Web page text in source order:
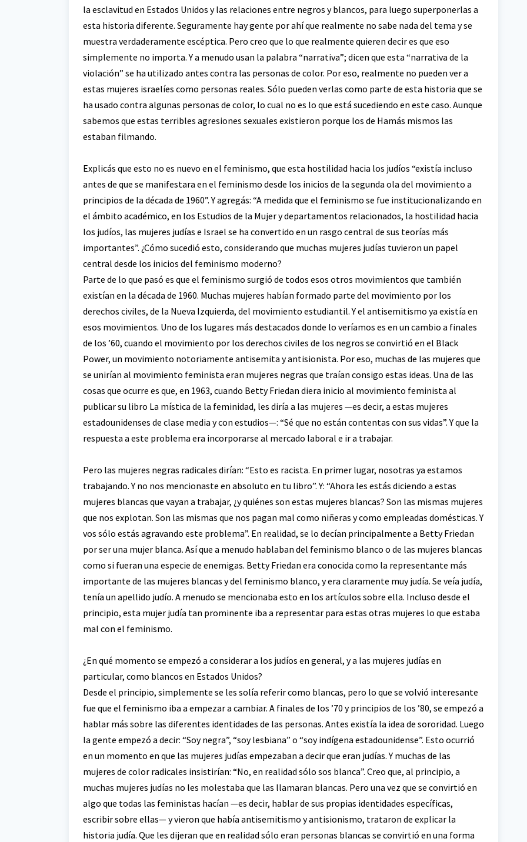
la esclavitud en Estados Unidos y las relaciones entre negros y blancos, para luego superponerlas a
esta historia diferente. Seguramente hay gente por ahí que realmente no sabe nada del tema y se
muestra verdaderamente escéptica. Pero creo que lo que realmente quieren decir es que eso
simplemente no importa. Y a menudo usan la palabra “narrativa”; dicen que esta “narrativa de la
violación” se ha utilizado antes contra las personas de color. Por eso, realmente no pueden ver a
estas mujeres israelíes como personas reales. Sólo pueden verlas como parte de esta historia que se
ha usado contra algunas personas de color, lo cual no es lo que está sucediendo en este caso. Aunque
sabemos que estas terribles agresiones sexuales existieron porque los de Hamás mismos las
estaban filmando.
Explicás que esto no es nuevo en el feminismo, que esta hostilidad hacia los judíos “existía incluso
antes de que se manifestara en el feminismo desde los inicios de la segunda ola del movimiento a
principios de la década de 1960”. Y agregás: “A medida que el feminismo se fue institucionalizando en
el ámbito académico, en los Estudios de la Mujer y departamentos relacionados, la hostilidad hacia
los judíos, las mujeres judías e Israel se ha convertido en un rasgo central de sus teorías más
importantes”. ¿Cómo sucedió esto, considerando que muchas mujeres judías tuvieron un papel
central desde los inicios del feminismo moderno?
Parte de lo que pasó es que el feminismo surgió de todos esos otros movimientos que también
existían en la década de 1960. Muchas mujeres habían formado parte del movimiento por los
derechos civiles, de la Nueva Izquierda, del movimiento estudiantil. Y el antisemitismo ya existía en
esos movimientos. Uno de los lugares más destacados donde lo veríamos es en un cambio a finales
de los ’60, cuando el movimiento por los derechos civiles de los negros se convirtió en el Black
Power, un movimiento notoriamente antisemita y antisionista. Por eso, muchas de las mujeres que
se unirían al movimiento feminista eran mujeres negras que traían consigo estas ideas. Una de las
cosas que ocurre es que, en 1963, cuando Betty Friedan diera inicio al movimiento feminista al
publicar su libro La mística de la feminidad, les diría a las mujeres —es decir, a estas mujeres
estadounidenses de clase media y con estudios—: “Sé que no están contentas con sus vidas”. Y que la
respuesta a este problema era incorporarse al mercado laboral e ir a trabajar.
Pero las mujeres negras radicales dirían: “Esto es racista. En primer lugar, nosotras ya estamos
trabajando. Y no nos mencionaste en absoluto en tu libro”. Y: “Ahora les estás diciendo a estas
mujeres blancas que vayan a trabajar, ¿y quiénes son estas mujeres blancas? Son las mismas mujeres
que nos explotan. Son las mismas que nos pagan mal como niñeras y como empleadas domésticas. Y
vos sólo estás agravando este problema”. En realidad, se lo decían principalmente a Betty Friedan
por ser una mujer blanca. Así que a menudo hablaban del feminismo blanco o de las mujeres blancas
como si fueran una especie de enemigas. Betty Friedan era conocida como la representante más
importante de las mujeres blancas y del feminismo blanco, y era claramente muy judía. Se veía judía,
tenía un apellido judío. A menudo se mencionaba esto en los artículos sobre ella. Incluso desde el
principio, esta mujer judía tan prominente iba a representar para estas otras mujeres lo que estaba
mal con el feminismo.
¿En qué momento se empezó a considerar a los judíos en general, y a las mujeres judías en
particular, como blancos en Estados Unidos?
Desde el principio, simplemente se les solía referir como blancas, pero lo que se volvió interesante
fue que el feminismo iba a empezar a cambiar. A finales de los ’70 y principios de los ’80, se empezó a
hablar más sobre las diferentes identidades de las personas. Antes existía la idea de sororidad. Luego
la gente empezó a decir: “Soy negra”, “soy lesbiana” o “soy indígena estadounidense”. Esto ocurrió
en un momento en que las mujeres judías empezaban a decir que eran judías. Y muchas de las
mujeres de color radicales insistirían: “No, en realidad sólo sos blanca”. Creo que, al principio, a
muchas mujeres judías no les molestaba que las llamaran blancas. Pero una vez que se convirtió en
algo que todas las feministas hacían —es decir, hablar de sus propias identidades específicas,
escribir sobre ellas— y vieron que había antisemitismo y antisionismo, trataron de explicar la
historia judía. Que les dijeran que en realidad sólo eran personas blancas se convirtió en una forma